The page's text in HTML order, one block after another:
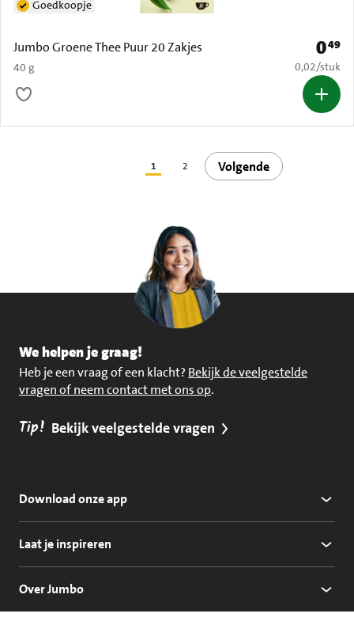
Jumbo Groene Thee Puur 20 Zakjes
40 g
Goedkoopje
Prijs:
049
€ 0,02 per
0,02/stuk
1 2 Volgende
We helpen je graag!
Heb je een vraag of een klacht? Bekijk de veelgestelde
vragen of neem contact met ons op.
Tip! Bekijk veelgestelde vragen
Download onze app
Laat je inspireren
Over Jumbo